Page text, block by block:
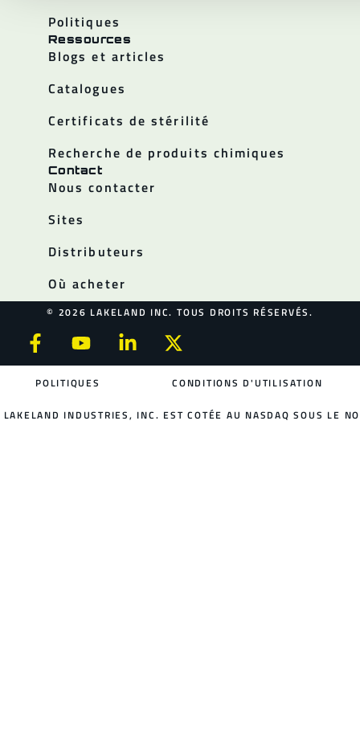
Politiques
Ressources
Blogs et articles
Catalogues
Certificats de stérilité
Recherche de produits chimiques
Contact
Nous contacter
Sites
Distributeurs
Où acheter
© 2026 LAKELAND INC. TOUS DROITS RÉSERVÉS.
POLITIQUES CONDITIONS D'UTILISATION
LAKELAND INDUSTRIES, INC. EST COTÉE AU NASDAQ SOUS LE